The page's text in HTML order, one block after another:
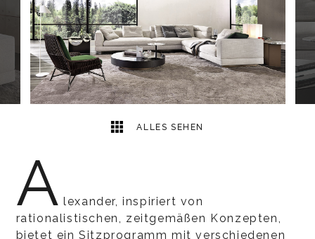
ALLES SEHEN
2
A lexander, inspiriert von
rationalistischen, zeitgemäßen Konzepten,
bietet ein Sitzprogramm mit verschiedenen